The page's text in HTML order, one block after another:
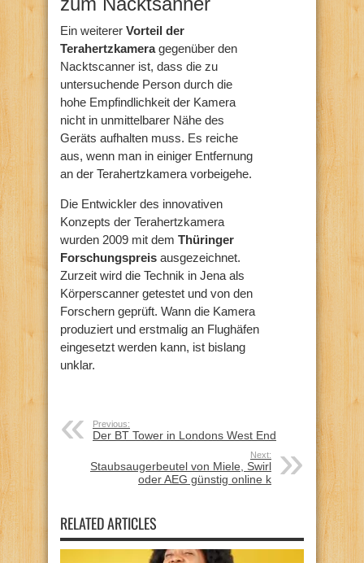
Ein weiterer Vorteil der
Terahertzkameragegenüber den
Nacktscanner ist, dass die zu
untersuchende Person durch die
hohe Empfindlichkeit der Kamera
nicht in unmittelbarer Nähe des
Geräts aufhalten muss. Es reiche
aus, wenn man in einiger Entfernung
an der Terahertzkamera vorbeigehe.
Die Entwickler des innovativen
Konzepts der Terahertzkamera
wurden 2009 mit dem Thüringer
Forschungspreis ausgezeichnet.
Zurzeit wird die Technik in Jena als
Körperscanner getestet und von den
Forschern geprüft. Wann die Kamera
produziert und erstmalig an Flughäfen
eingesetzt werden kann, ist bislang
unklar.
Previous:
Der BT Tower in Londons West End
Next:
Staubsaugerbeutel von Miele, Swirl
oder AEG günstig online k
RELATED ARTICLES